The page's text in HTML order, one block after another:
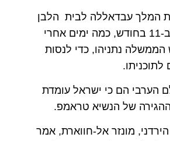
המלך עבדאללה לבית הלבן
והוא ייפגש עמו ב-11 בחודש, כמה ימים אחרי
נתניהו, כדי לנסות
לתוכניתו.
הערבי הם כי ישראל עומדת
ההגירה של הנשיא טראמפ.
מונזר אל-חווארת, אמר